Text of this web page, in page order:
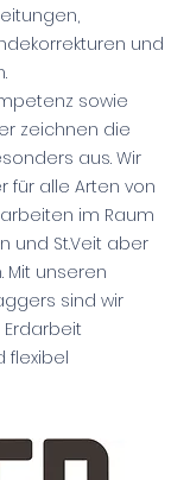
und
sowie
zeichnen die
aus. Wir
für alle Arten von
im Raum
und St.Veit aber
Mit unseren
sind wir
flexibel